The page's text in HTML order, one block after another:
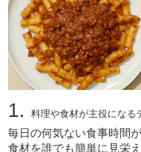
1. 料理や食材が主役になる
毎日の何気ない食事時間
食材を誰でも簡単に見栄